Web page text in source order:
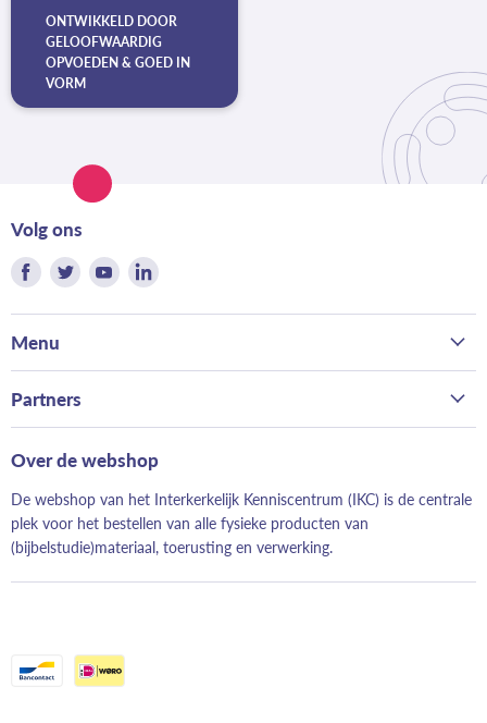
ONTWIKKELD DOOR
GELOOFWAARDIG
OPVOEDEN & GOED IN
VORM
Volg ons
Vind
Facebook
Vind Vind Vind
Menu
Evangelisatie
Partners
Landelijk Contact Jeugdwerk
Hervormd Jeugdwerk
Evangeliestek
Moeskruid
Over de webshop
De webshop van het Interkerkelijk Kenniscentrum (IKC) is de centrale
plek voor het bestellen van alle fysieke producten van
(bijbelstudie)materiaal, toerusting en verwerking.